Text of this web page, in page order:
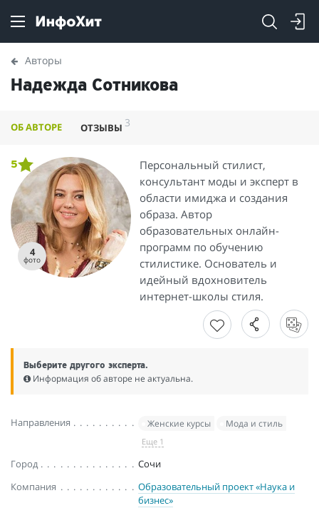
Авторы
Надежда Сотникова
ОБ АВТОРЕ ОТЗЫВЫ 3
4
фото
5
Персональный стилист,
консультант моды и эксперт в
области имиджа и создания
образа. Автор
образовательных онлайн-
программ по обучению
стилистике. Основатель и
идейный вдохновитель
интернет-школы стиля.
Выберите другого эксперта.
Информация об авторе не актуальна.
Направления Женские курсы
Мода и стиль
Еще 1
Город
Сочи
Компания
Образовательный проект «Наука и
бизнес»